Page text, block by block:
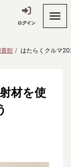
ログイン
館 はたらくクルマ
材を使